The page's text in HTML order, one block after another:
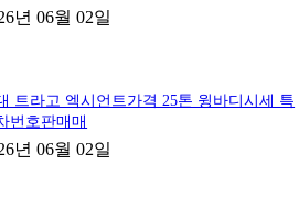
년 06월 02일
트라고 엑시언트가격 25톤 윙바디시세 특
번호판매매
년 06월 02일